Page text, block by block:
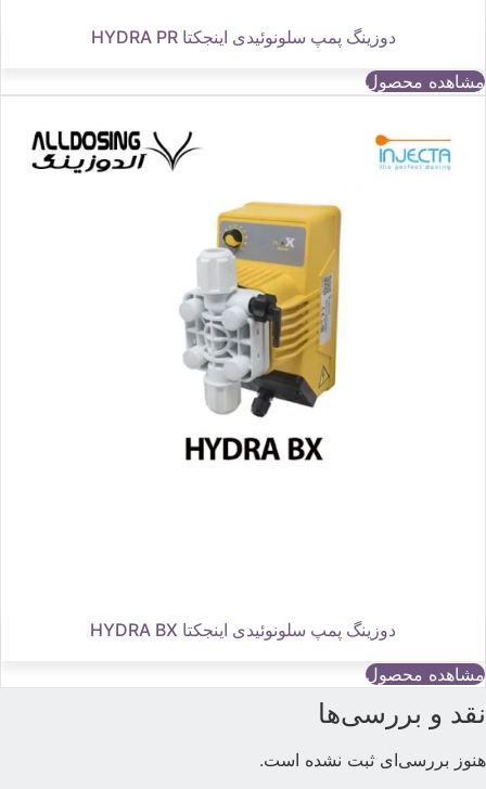
دوزینگ پمپ سلونوئیدی اینجکتا HYDRA PR
مشاهده محصول
دوزینگ پمپ سلونوئیدی اینجکتا HYDRA BX
مشاهده محصول
نقد و بررسی‌ها
هنوز بررسی‌ای ثبت نشده است.